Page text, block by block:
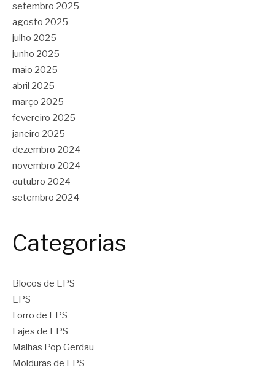
setembro 2025
agosto 2025
julho 2025
junho 2025
maio 2025
abril 2025
março 2025
fevereiro 2025
janeiro 2025
dezembro 2024
novembro 2024
outubro 2024
setembro 2024
Categorias
Blocos de EPS
EPS
Forro de EPS
Lajes de EPS
Malhas Pop Gerdau
Molduras de EPS